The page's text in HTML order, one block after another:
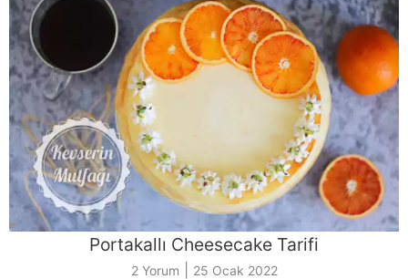
Portakallı Cheesecake Tarifi
2 Yorum 25 Ocak 2022